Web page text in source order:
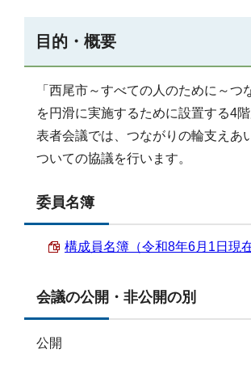
目的・概要
「西尾市～すべての人のために～
を円滑に実施するために設置する4
表者会議では、つながりの輪支えあ
ついての協議を行います。
委員名簿
構成員名簿（令和8年6月1日現
会議の公開・非公開の別
公開